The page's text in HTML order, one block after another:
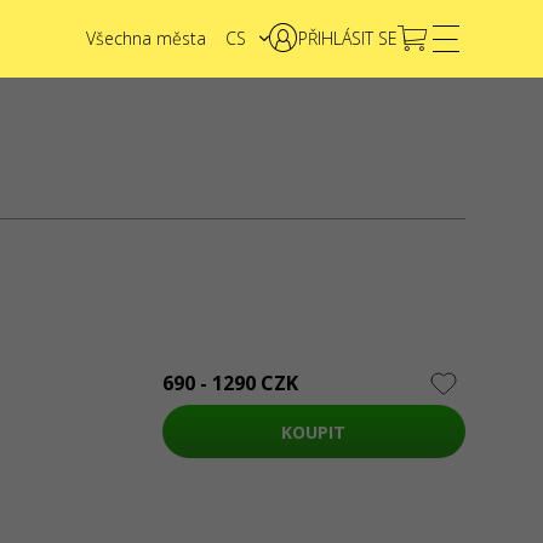
Všechna města
CS
PŘIHLÁSIT SE
Napište nám
690 - 1290 CZK
KOUPIT